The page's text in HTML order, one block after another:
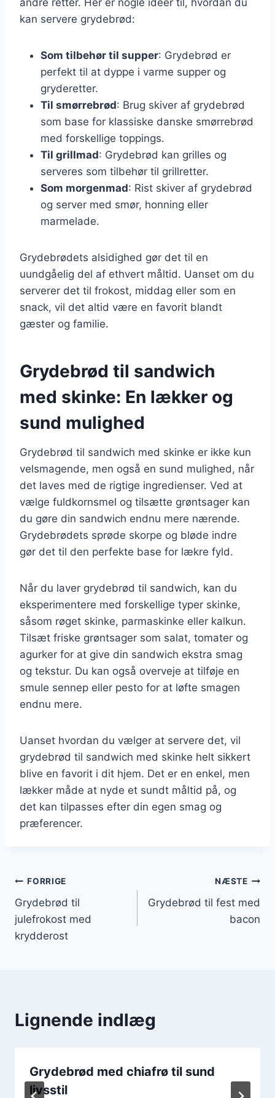
kan servere grydebrød:
Som tilbehør til supper: Grydebrød er
perfekt til at dyppe i varme supper og
gryderetter.
Til smørrebrød: Brug skiver af grydebrød
som base for klassiske danske smørrebrød
med forskellige toppings.
Til grillmad: Grydebrød kan grilles og
serveres som tilbehør til grillretter.
Som morgenmad: Rist skiver af grydebrød
og server med smør, honning eller
marmelade.
Grydebrødets alsidighed gør det til en
uundgåelig del af ethvert måltid. Uanset om du
serverer det til frokost, middag eller som en
snack, vil det altid være en favorit blandt
gæster og familie.
Grydebrød til sandwich
med skinke: En lækker og
sund mulighed
Grydebrød til sandwich med skinke er ikke kun
velsmagende, men også en sund mulighed, når
det laves med de rigtige ingredienser. Ved at
vælge fuldkornsmel og tilsætte grøntsager kan
du gøre din sandwich endnu mere nærende.
Grydebrødets sprøde skorpe og bløde indre
gør det til den perfekte base for lækre fyld.
Når du laver grydebrød til sandwich, kan du
eksperimentere med forskellige typer skinke,
såsom røget skinke, parmaskinke eller kalkun.
Tilsæt friske grøntsager som salat, tomater og
agurker for at give din sandwich ekstra smag
og tekstur. Du kan også overveje at tilføje en
smule sennep eller pesto for at løfte smagen
endnu mere.
Uanset hvordan du vælger at servere det, vil
grydebrød til sandwich med skinke helt sikkert
blive en favorit i dit hjem. Det er en enkel, men
lækker måde at nyde et sundt måltid på, og
det kan tilpasses efter din egen smag og
præferencer.
Indlægsnavigation
FORRIGE
Grydebrød til
julefrokost med
krydderost
NÆSTE
Grydebrød til fest med
bacon
Lignende indlæg
Grydebrød med chiafrø til sund
livsstil